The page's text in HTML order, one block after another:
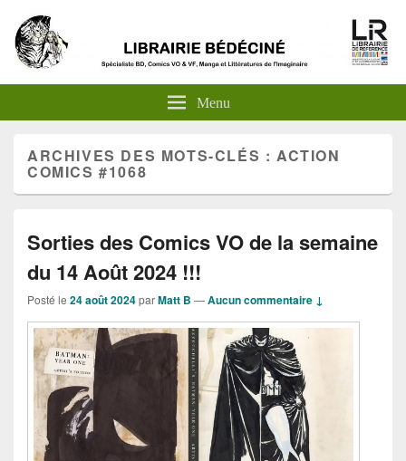
Menu
ARCHIVES DES MOTS-CLÉS : ACTION
COMICS #1068
Sorties des Comics VO de la semaine
du 14 Août 2024 !!!
Posté le 24 août 2024parMatt B —Aucun commentaire ↓